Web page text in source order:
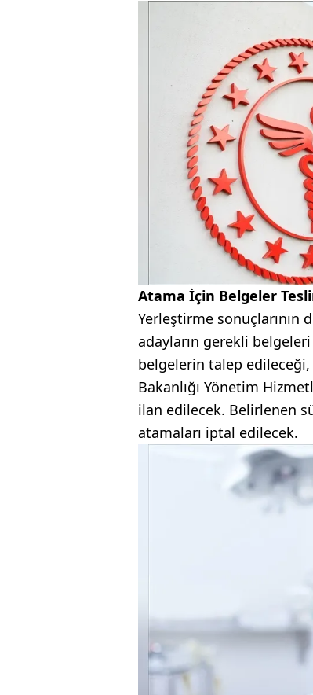
Atama İçin Belgeler
Yerleştirme sonuçlarının
adayların gerekli
belgelerin talep
Bakanlığı Yönetim
ilan edilecek. Belirlenen
atamaları iptal edilecek.